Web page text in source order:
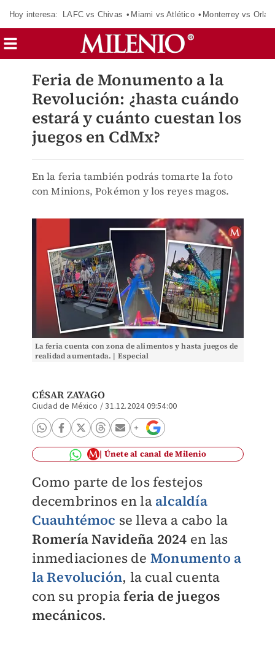
Hoy interesa: LAFC vs Chivas Miami vs Atlético Monterrey vs
Feria de Monumento a la
Revolución: ¿hasta cuándo
estará y cuánto cuestan los
juegos en CdMx?
En la feria también podrás tomarte la foto
con Minions, Pokémon y los reyes magos.
La feria cuenta con zona de alimentos y hasta juegos de
realidad aumentada. | Especial
CÉSAR ZAYAGO
Ciudad de México /31.12.2024 09:54:00
Únete al canal de Milenio
Como parte de los festejos
decembrinos en la alcaldía
Cuauhtémoc se lleva a cabo la
Romería Navideña 2024 en las
inmediaciones de Monumento a
la Revolución, la cual cuenta
con su propiaferia de juegos
mecánicos.